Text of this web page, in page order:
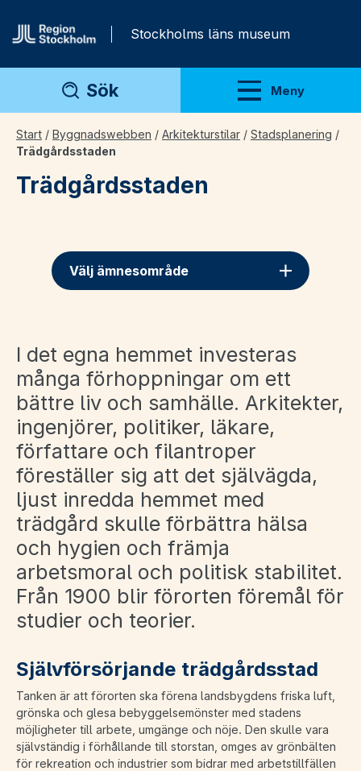
Stockholms läns museum
Sök Meny
Visa meny
Start / Byggnadswebben / Arkitekturstilar / Stadsplanering /
Trädgårdsstaden
Trädgårdsstaden
Välj ämnesområde
I det egna hemmet investeras
många förhoppningar om ett
bättre liv och samhälle. Arkitekter,
ingenjörer, politiker, läkare,
författare och filantroper
föreställer sig att det självägda,
ljust inredda hemmet med
trädgård skulle förbättra hälsa
och hygien och främja
arbetsmoral och politisk stabilitet.
Från 1900 blir förorten föremål för
studier och teorier.
Självförsörjande trädgårdsstad
Tanken är att förorten ska förena landsbygdens friska luft,
grönska och glesa bebyggelsemönster med stadens
möjligheter till arbete, umgänge och nöje. Den skulle vara
självständig i förhållande till storstan, omges av grönbälten
för rekreation och industrier som bidrar med arbetstillfällen